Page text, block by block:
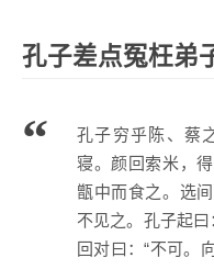
孔子差点冤枉弟
孔子穷乎陈、蔡
寝。颜回索米，
甑中而食之。选
不见之。孔子起曰
回对曰：“不可。